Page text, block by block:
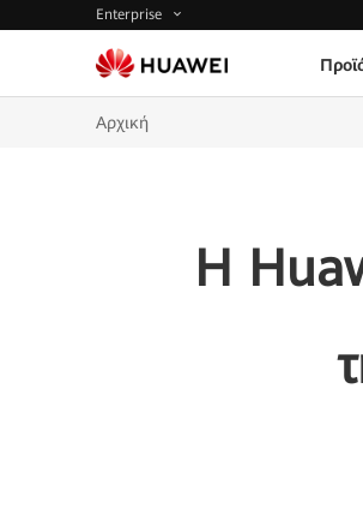
Enterprise
Αρχική
Η